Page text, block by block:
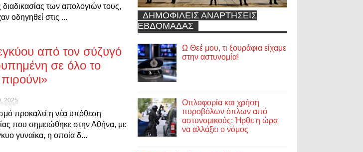
των απολογιών τους,
οδηγηθεί στις ...
από τον σύζυγό
σε όλο το
2025
προκαλεί η νέα υπόθεση
που σημειώθηκε στην Αθήνα, με
γυναίκα, η οποία δ...
ΔΗΜΟΦΙΛΕΙΣ ΑΝΑΡΤΗΣΕΙΣ
ΕΒΔΟΜΑΔΑΣ
Ω Θεέ μου, τι ξουράφια είχαμε
στην αστυνομία!
Οπλοφορία και χρήση
πυροβόλων όπλων από
αστυνομικούς: Ήρθε η ώρα
να αλλάξει ο νόμος